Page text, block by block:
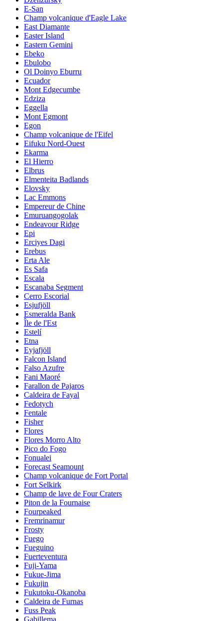
E-San
Champ volcanique d'Eagle Lake
East Diamante
Easter Island
Eastern Gemini
Ebeko
Ebulobo
Ol Doinyo Eburru
Ecuador
Mont Edgecumbe
Edziza
Eggella
Mont Egmont
Egon
Champ volcanique de l'Eifel
Eifuku Nord-Ouest
Ekarma
El Hierro
Elbrus
Elmenteita Badlands
Elovsky
Lac Emmons
Empereur de Chine
Emuruangogolak
Endeavour Ridge
Epi
Erciyes Dagi
Erebus
Erta Ale
Es Safa
Escala
Escanaba Segment
Cerro Escorial
Esjufjöll
Esmeralda Bank
Île de l'Est
Estelí
Etna
Eyjafjöll
Falcon Island
Falso Azufre
Fani Maoré
Farallon de Pajaros
Caldeira de Fayal
Fedotych
Fentale
Fisher
Flores
Flores Morro Alto
Pico do Fogo
Fonualei
Forecast Seamount
Champ volcanique de Fort Portal
Fort Selkirk
Champ de lave de Four Craters
Piton de la Fournaise
Fourpeaked
Fremrinamur
Frosty
Fuego
Fueguino
Fuerteventura
Fuji-Yama
Fukue-Jima
Fukujin
Fukutoku-Okanoba
Caldeira de Furnas
Fuss Peak
Gabillema